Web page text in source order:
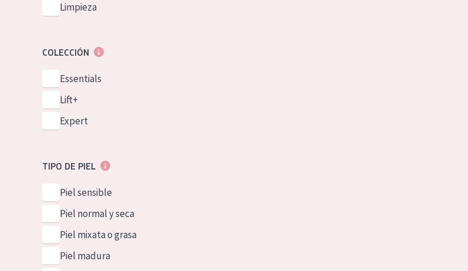
Limpieza
COLECCIÓN
Essentials
Lift+
Expert
TIPO DE PIEL
Piel sensible
Piel normal y seca
Piel mixata o grasa
Piel madura